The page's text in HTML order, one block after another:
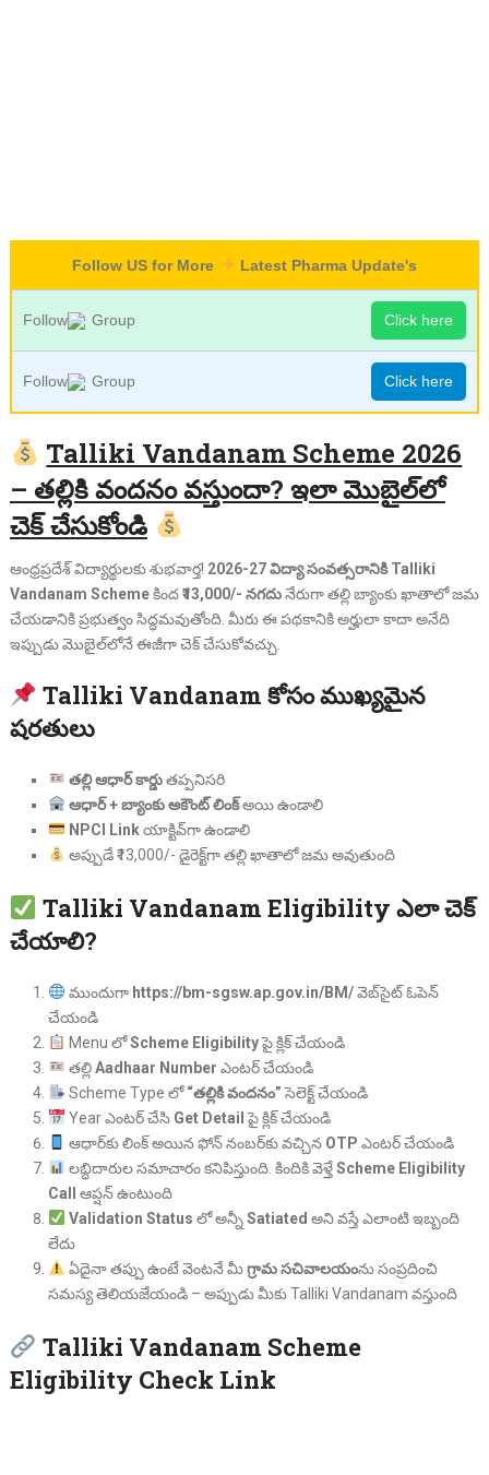
Follow US for More Latest Pharma Update's
Follow Group Click here
Follow Group Click here
Talliki Vandanam Scheme 2026
– తల్లికి వందనం వస్తుందా? ఇలా మొబైల్‌లో
చెక్ చేసుకోండి
ఆంధ్రప్రదేశ్ విద్యార్థులకు శుభవార్త! 2026-27 విద్యా సంవత్సరానికి Talliki
Vandanam Schemeకింద₹13,000/- నగదునేరుగా తల్లి బ్యాంకు ఖాతాలో జమ
చేయడానికి ప్రభుత్వం సిద్ధమవుతోంది. మీరు ఈ పథకానికి అర్హులా కాదా అనేది
ఇప్పుడు మొబైల్‌లోనే ఈజీగా చెక్ చేసుకోవచ్చు.
Talliki Vandanam కోసం ముఖ్యమైన
షరతులు
తల్లి ఆధార్ కార్డుతప్పనిసరి
ఆధార్ + బ్యాంకు అకౌంట్ లింక్అయి ఉండాలి
NPCI Linkయాక్టివ్‌గా ఉండాలి
అప్పుడే ₹13,000/- డైరెక్ట్‌గా తల్లి ఖాతాలో జమ అవుతుంది
Talliki Vandanam Eligibility ఎలా చెక్
చేయాలి?
ముందుగా https://bm-sgsw.ap.gov.in/BM/వెబ్‌సైట్ ఓపెన్
చేయండి
Menu లోScheme Eligibilityపై క్లిక్ చేయండి
తల్లిAadhaar Number ఎంటర్ చేయండి
Scheme Type లో“తల్లికి వందనం”సెలెక్ట్ చేయండి
Year ఎంటర్ చేసి Get Detail పై క్లిక్ చేయండి
ఆధార్‌కు లింక్ అయిన ఫోన్ నంబర్‌కు వచ్చిన OTP ఎంటర్ చేయండి
లబ్ధిదారుల సమాచారం కనిపిస్తుంది. కిందికి వెళ్తేScheme Eligibility
Call
ఆప్షన్ ఉంటుంది
Validation Status లో అన్నీSatiated అని వస్తే ఎలాంటి ఇబ్బంది
లేదు
ఏదైనా తప్పు ఉంటే వెంటనే మీగ్రామ సచివాలయంను సంప్రదించి
సమస్య తెలియజేయండి – అప్పుడు మీకు Talliki Vandanam వస్తుంది
Talliki Vandanam Scheme
Eligibility Check Link